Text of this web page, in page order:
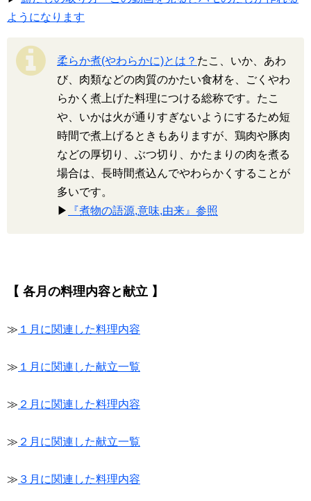
ようになります
柔らか煮(やわらかに)とは？ たこ、いか、あわ
び、肉類などの肉質のかたい食材を、ごくやわ
らかく煮上げた料理につける総称です。たこ
や、いかは火が通りすぎないようにするため短
時間で煮上げるときもありますが、鶏肉や豚肉
などの厚切り、ぶつ切り、かたまりの肉を煮る
場合は、長時間煮込んでやわらかくすることが
多いです。
▶
『煮物の語源,意味,由来』参照
【 各月の料理内容と献立 】
≫ １月に関連した料理内容
≫ １月に関連した献立一覧
≫ ２月に関連した料理内容
≫ ２月に関連した献立一覧
≫ ３月に関連した料理内容